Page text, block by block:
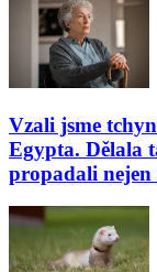
Vzali jsme
Egypta. Dělala
propadali nejen